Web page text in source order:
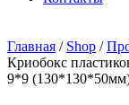
Главная / Shop /
Криобокс
9*9